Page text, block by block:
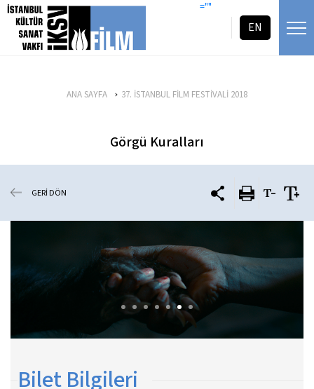
icerigi atla =""
EN
ANA SAYFA 37. İSTANBUL FİLM FESTİVALİ 2018
Görgü Kuralları
GERİ DÖN
Bilet Bilgileri